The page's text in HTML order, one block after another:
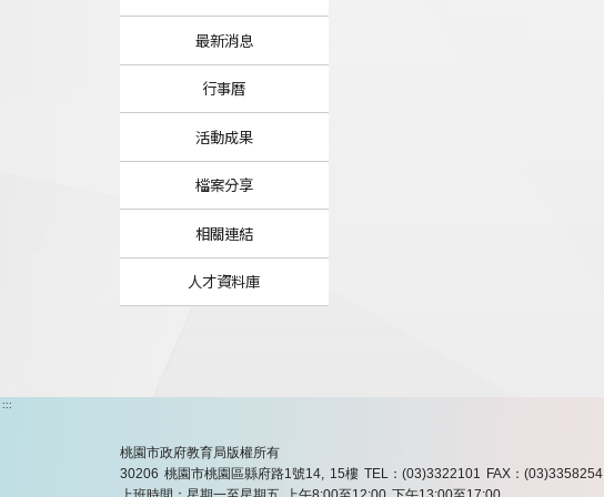
最新消息
行事曆
活動成果
檔案分享
相關連結
人才資料庫
:::
桃園市政府教育局版權所有
30206 桃園市桃園區縣府路1號14, 15樓 TEL：(03)3322101
FAX：(03)3358254